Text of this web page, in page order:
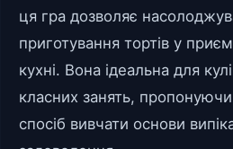
ця гра дозволяє
приготування тортів у
кухні. Вона ідеальна для
класних занять,
спосіб вивчати основи